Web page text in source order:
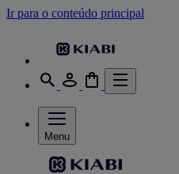
Ir para o conteúdo principal
Menu